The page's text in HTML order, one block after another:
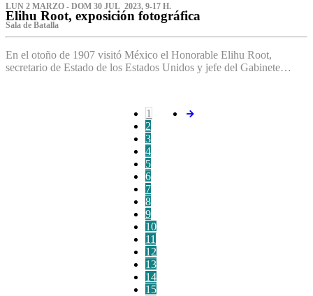
LUN 2 MARZO - DOM 30 JUL 2023, 9-17 H.
Elihu Root, exposición fotográfica
Sala de Batalla
En el otoño de 1907 visitó México el Honorable Elihu Root,
secretario de Estado de los Estados Unidos y jefe del Gabinete…
1
2
3
4
5
6
7
8
9
10
11
12
13
14
15